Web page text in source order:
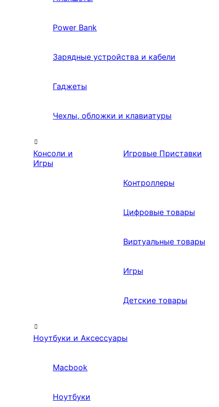
Power Bank
Зарядные устройства и кабели
Гаджеты
Чехлы, обложки и клавиатуры
Консоли и
Игры
Игровые Приставки
Контроллеры
Цифровые товары
Виртуальные товары
Игры
Детские товары
Ноутбуки и Аксессуары
Macbook
Ноутбуки